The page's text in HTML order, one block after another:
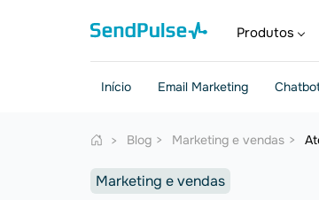
Produtos
Início Email Marketing
Blog Marketing e vendas
Marketing e vendas